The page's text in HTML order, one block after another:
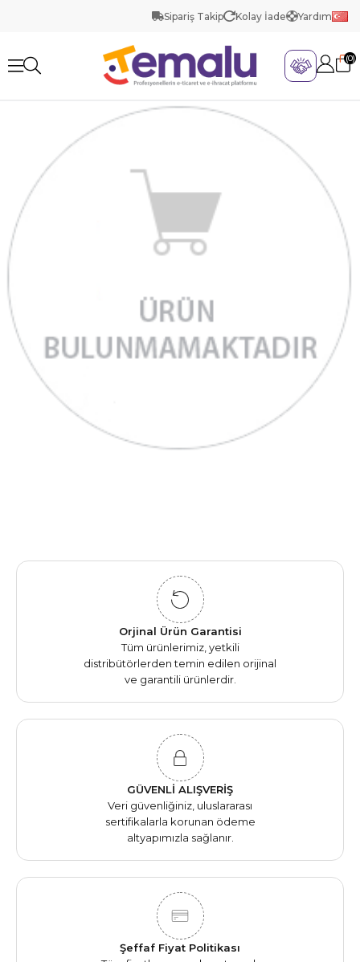
Sipariş Takip Kolay İade Yardım
0
Orjinal Ürün Garantisi
Tüm ürünlerimiz, yetkili
distribütörlerden temin edilen orijinal
ve garantili ürünlerdir.
GÜVENLİ ALIŞVERİŞ
Veri güvenliğiniz, uluslararası
sertifikalarla korunan ödeme
altyapımızla sağlanır.
Şeffaf Fiyat Politikası